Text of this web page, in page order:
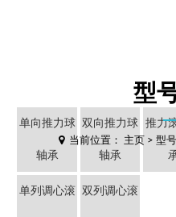
型
当前位置： 主页 > 型
单向推力球
轴承
双向推力球
轴承
推力
单列调心滚 双列调心滚